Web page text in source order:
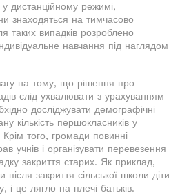
дистанційному режимі,
знаходяться на тимчасово
таких випадків розроблено
навчання під наглядом
на тому, що рішення про
слід ухвалювати з урахуванням
досліджувати демографічні
кількість першокласників у
того, громади повинні
учнів і організувати перевезення
закриття старих. Як приклад,
закриття сільської школи діти
і це лягло на плечі батьків.